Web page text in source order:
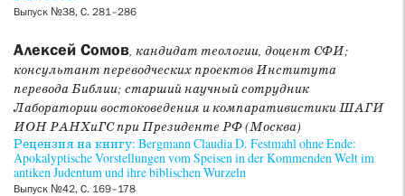
Выпуск №38, С. 281–286
Алексей Сомов, кандидат теологии, доцент СФИ;
консультант переводческих проектов Института
перевода Библии; старший научный сотрудник
Лаборатории востоковедения и компаративистики ШАГИ
ИОН РАНХиГС при Президенте РФ (Москва)
Рецензия на книгу: Bergmann Claudia D. Festmahl ohne Ende:
Apokalyptische Vorstellungen vom Speisen in der Kommenden Welt im
antiken Judentum und ihre biblischen Wurzeln
Выпуск №42, С. 169–178